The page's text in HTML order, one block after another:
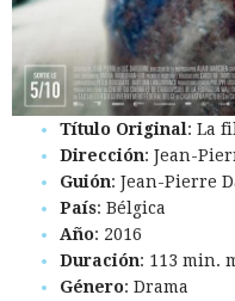
Título Original: La
Dirección: Jean-
Guión: Jean-Pierre
País: Bélgica
Año: 2016
Duración: 113 min.
Género: Drama